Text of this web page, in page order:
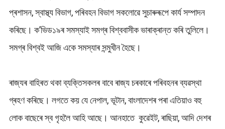
প্ৰশাসন, স্বাস্থ্য বিভাগ, পৰিবহন বিভাগ সকলোৱে সুচাৰুৰূপে কাৰ্য সম্পাদন
কৰিছে। ক’ভিড১৯ৰ সমস্যাই সমগ্ৰ বিশ্ববাসীক ভাৰাক্ৰান্ত কৰি তুলিলে।
সমগ্ৰ বিশ্বই আজি একে সমস্যাৰ সন্মুখীন হৈছে।
ৰাজ্যৰ বাহিৰত থকা ব্যক্তিসকলৰ বাবে ৰাজ্য চৰকাৰে পৰিবহনৰ ব্যৱস্থা
গ্ৰহণ কৰিছে। লগতে কয় যে নেপাল, ভূটান, বাংলাদেশৰ পৰা এতিয়াও বহু
লোক বাছেৰে স্ব গৃহলৈ আহি আছে। আনহাতে কুৱেইট, ৰাছিয়া, আদি দেশৰ